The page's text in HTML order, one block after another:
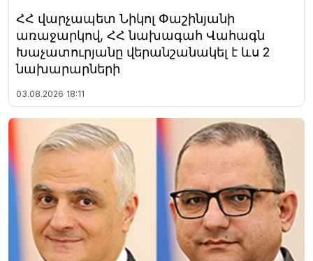
ՀՀ վարչապետ Նիկոլ Փաշինյանի
առաջարկով, ՀՀ նախագահ Վահագն
Խաչատուրյանը վերանշանակել է ևս 2
նախարարների
03.08.2026 18:11